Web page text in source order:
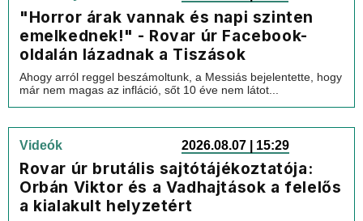
"Horror árak vannak és napi szinten
emelkednek!" - Rovar úr Facebook-
oldalán lázadnak a Tiszások
Ahogy arról reggel beszámoltunk, a Messiás bejelentette, hogy
már nem magas az infláció, sőt 10 éve nem látot...
Videók 2026.08.07 | 15:29
Rovar úr brutális sajtótájékoztatója:
Orbán Viktor és a Vadhajtások a felelős
a kialakult helyzetért